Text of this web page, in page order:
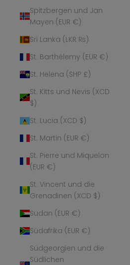
Spitzbergen und Jan
Mayen (EUR €)
Sri Lanka (LKR ₨)
St. Barthélemy (EUR €)
St. Helena (SHP £)
St. Kitts und Nevis (XCD
$)
St. Lucia (XCD $)
St. Martin (EUR €)
St. Pierre und Miquelon
(EUR €)
St. Vincent und die
Grenadinen (XCD $)
Sudan (EUR €)
Südafrika (EUR €)
Südgeorgien und die
Südlichen